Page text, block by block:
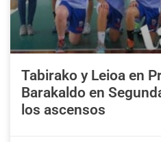
Tabirako y Leioa en
Barakaldo en
los ascensos